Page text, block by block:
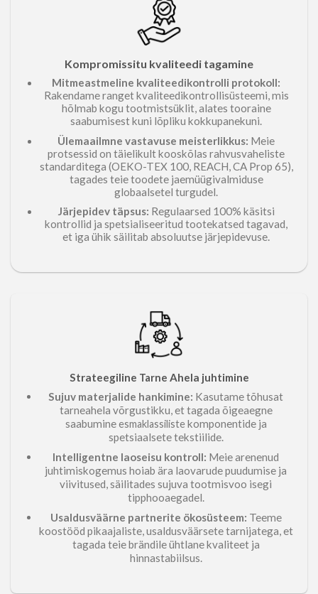
Kompromissitu kvaliteedi tagamine
Mitmeastmeline kvaliteedikontrolli protokoll:
Rakendame ranget kvaliteedikontrollisüsteemi, mis
hõlmab kogu tootmistsüklit, alates tooraine
saabumisest kuni lõpliku kokkupanekuni.
Ülemaailmne vastavuse meisterlikkus: Meie
protsessid on täielikult kooskõlas rahvusvaheliste
standarditega (OEKO-TEX 100, REACH, CA Prop 65),
tagades teie toodete jaemüügivalmiduse
globaalsetel turgudel.
Järjepidev täpsus: Regulaarsed 100% käsitsi
kontrollid ja spetsialiseeritud tootekatsed tagavad,
et iga ühik säilitab absoluutse järjepidevuse.
Strateegiline Tarne Ahela juhtimine
Sujuv materjalide hankimine: Kasutame tõhusat
tarneahela võrgustikku, et tagada õigeaegne
saabumineesmaklassilistekomponentide ja
spetsiaalsete tekstiilide.
Intelligentne laoseisu kontroll: Meie arenenud
juhtimiskogemus hoiab ära laovarude puudumise ja
viivitused, säilitades sujuva tootmisvoo isegi
tipphooaegadel.
Usaldusväärne partnerite ökosüsteem: Teeme
koostööd pikaajaliste, usaldusväärsete tarnijatega, et
tagada teie brändile ühtlane kvaliteet ja
hinnastabiilsus.